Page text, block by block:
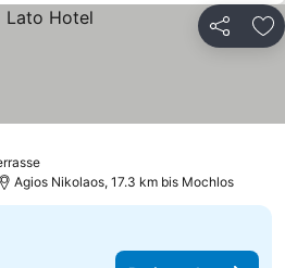
Teilen
Agios Nikolaos, 17.3 km bis Mochlos